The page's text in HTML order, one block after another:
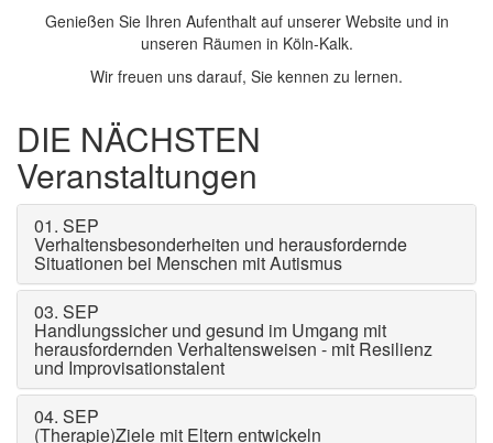
Genießen Sie Ihren Aufenthalt auf unserer Website und in
unseren Räumen in Köln-Kalk.
Wir freuen uns darauf, Sie kennen zu lernen.
DIE NÄCHSTEN
Veranstaltungen
01. SEP
Verhaltensbesonderheiten und herausfordernde
Situationen bei Menschen mit Autismus
03. SEP
Handlungssicher und gesund im Umgang mit
herausfordernden Verhaltensweisen - mit Resilienz
und Improvisationstalent
04. SEP
(Therapie)Ziele mit Eltern entwickeln